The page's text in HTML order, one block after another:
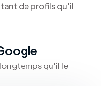
de profils qu'il
qu'il le